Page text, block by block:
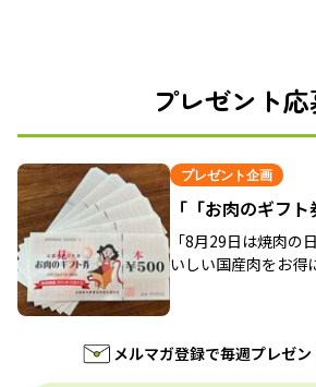
プレゼント
プレゼント企画
「「お肉のギフ
「8月29日は焼肉の
いしい国産肉をお得
メルマガ登録で毎週プレゼ